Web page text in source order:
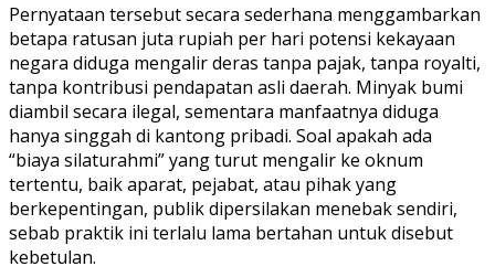
Pernyataan tersebut secara sederhana menggambarkan
betapa ratusan juta rupiah per hari potensi kekayaan
negara diduga mengalir deras tanpa pajak, tanpa royalti,
tanpa kontribusi pendapatan asli daerah. Minyak bumi
diambil secara ilegal, sementara manfaatnya diduga
hanya singgah di kantong pribadi. Soal apakah ada
“biaya silaturahmi” yang turut mengalir ke oknum
tertentu, baik aparat, pejabat, atau pihak yang
berkepentingan, publik dipersilakan menebak sendiri,
sebab praktik ini terlalu lama bertahan untuk disebut
kebetulan.